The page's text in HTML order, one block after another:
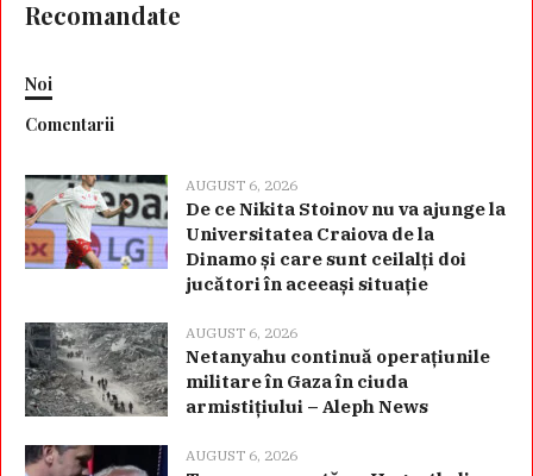
Recomandate
Noi
Comentarii
AUGUST 6, 2026
De ce Nikita Stoinov nu va ajunge la
Universitatea Craiova de la
Dinamo și care sunt ceilalți doi
jucători în aceeași situație
AUGUST 6, 2026
Netanyahu continuă operațiunile
militare în Gaza în ciuda
armistițiului – Aleph News
AUGUST 6, 2026